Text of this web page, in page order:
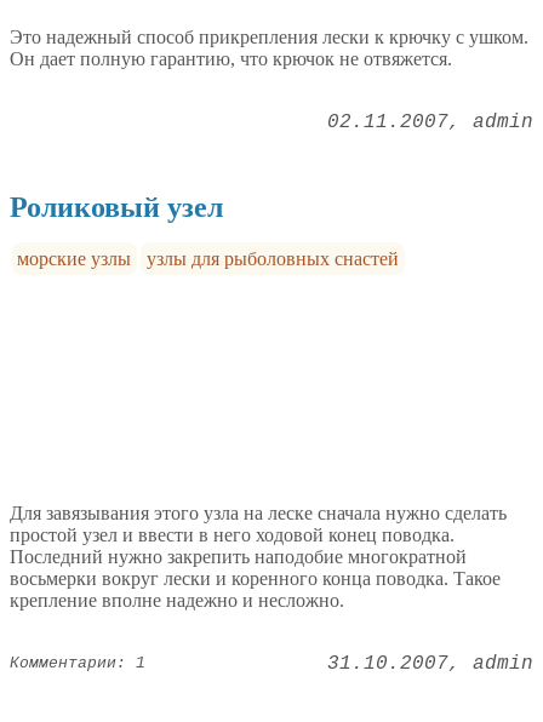
Это надежный способ прикрепления лески к крючку с ушком.
Он дает полную гарантию, что крючок не отвяжется.
02.11.2007 admin
Роликовый узел
морские узлы узлы для рыболовных снастей
Для завязывания этого узла на леске сначала нужно сделать
простой узел и ввести в него ходовой конец поводка.
Последний нужно закрепить наподобие многократной
восьмерки вокруг лески и коренного конца поводка. Такое
крепление вполне надежно и несложно.
Комментарии: 1 31.10.2007 admin